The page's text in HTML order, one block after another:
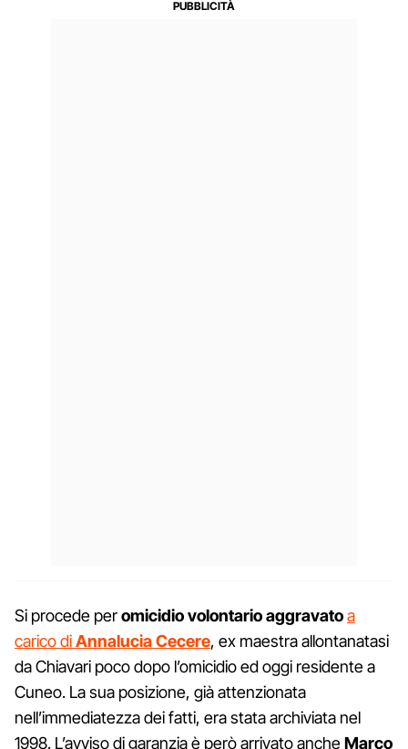
Si procede peromicidio volontario aggravatoa
carico diAnnalucia Cecere, ex maestra allontanatasi
da Chiavari poco dopo l’omicidio ed oggi residente a
Cuneo. La sua posizione, già attenzionata
nell’immediatezza dei fatti, era stata archiviata nel
1998. L’avviso di garanzia è però arrivato ancheMarco